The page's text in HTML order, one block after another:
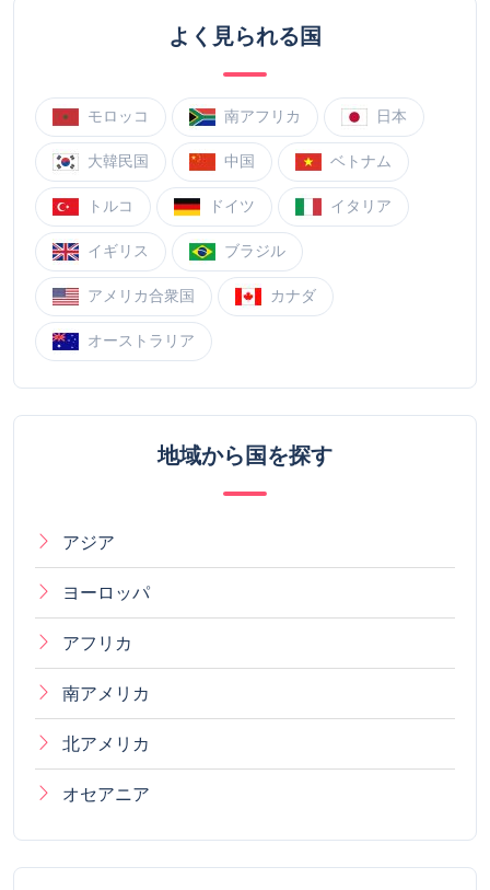
よく見られる国
モロッコ 南アフリカ 日本
大韓民国 中国 ベトナム
トルコ ドイツ イタリア
イギリス ブラジル
アメリカ合衆国 カナダ
オーストラリア
地域から国を探す
アジア
ヨーロッパ
アフリカ
南アメリカ
北アメリカ
オセアニア